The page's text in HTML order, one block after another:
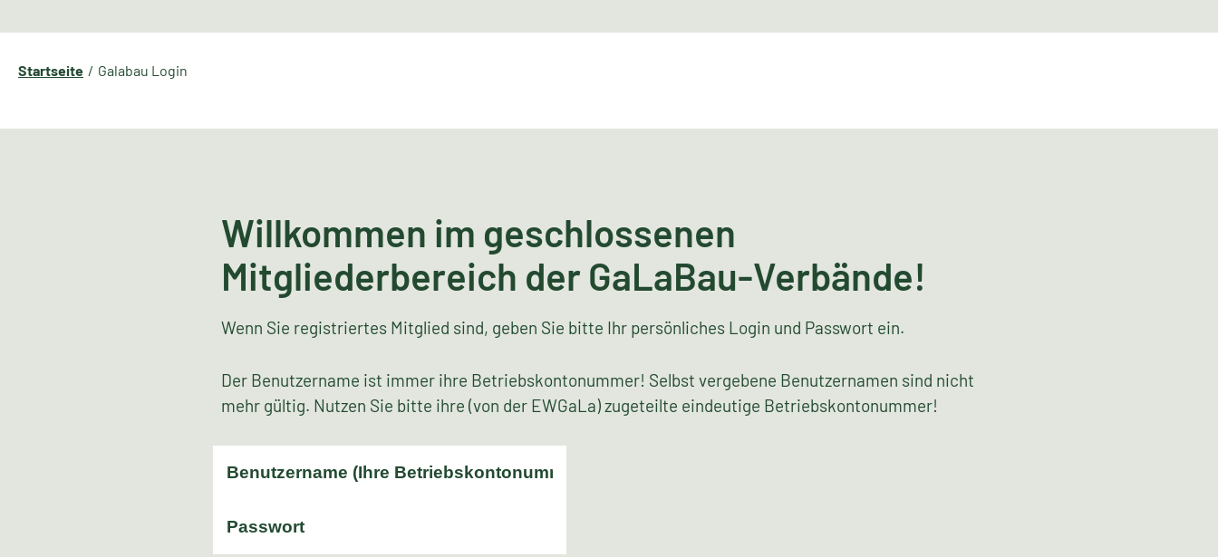
Startseite Galabau Login
Willkommen im geschlossenen
Mitgliederbereich der GaLaBau-Verbände!
Wenn Sie registriertes Mitglied sind, geben Sie bitte Ihr persönliches Login und Passwort ein.
Der Benutzername ist immer ihre Betriebskontonummer! Selbst vergebene Benutzernamen sind nicht
mehr gültig. Nutzen Sie bitte ihre (von der EWGaLa) zugeteilte eindeutige Betriebskontonummer!